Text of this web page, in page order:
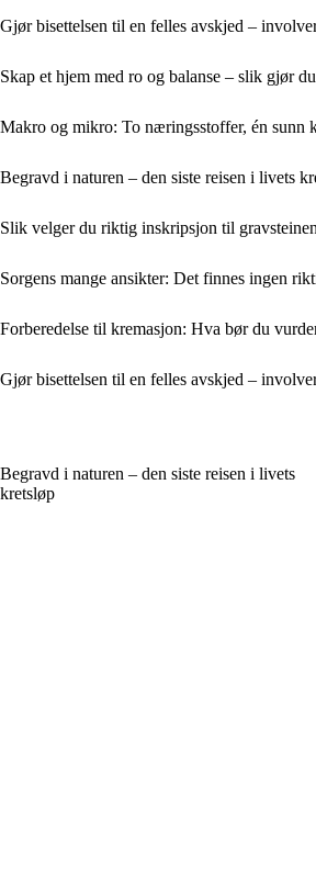
Gjør bisettelsen til en felles avskjed –
Skap et hjem med ro og balanse – slik gjør
Makro og mikro: To næringsstoffer, én sunn
Begravd i naturen – den siste reisen i livets
Slik velger du riktig inskripsjon til gravsteinen
Sorgens mange ansikter: Det finnes ingen
Forberedelse til kremasjon: Hva bør du
Gjør bisettelsen til en felles avskjed –
Begravd i naturen – den siste reisen i livets
kretsløp